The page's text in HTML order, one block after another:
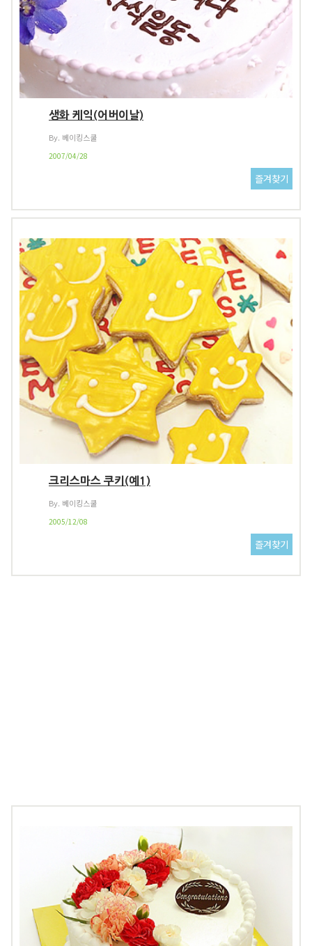
생화 케익(어버이날)
By. 베이킹스쿨
2007/04/28
크리스마스 쿠키(예1)
By. 베이킹스쿨
2005/12/08